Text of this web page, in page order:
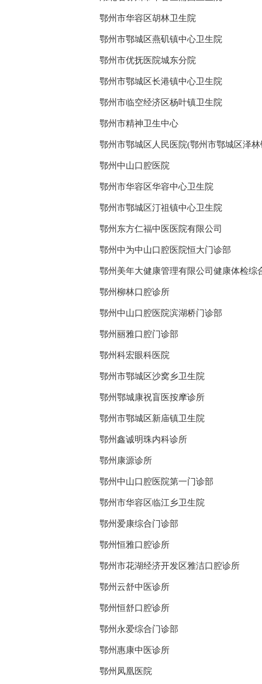
鄂州市华容区胡林卫生院
鄂州市鄂城区燕矶镇中心卫生院
鄂州市优抚医院城东分院
鄂州市鄂城区长港镇中心卫生院
鄂州市临空经济区杨叶镇卫生院
鄂州市精神卫生中心
鄂州市鄂城区人民医院(鄂州市鄂城区泽
鄂州中山口腔医院
鄂州市华容区华容中心卫生院
鄂州市鄂城区汀祖镇中心卫生院
鄂州东方仁福中医医院有限公司
鄂州中为中山口腔医院恒大门诊部
鄂州美年大健康管理有限公司健康体检综
鄂州柳林口腔诊所
鄂州中山口腔医院滨湖桥门诊部
鄂州丽雅口腔门诊部
鄂州科宏眼科医院
鄂州市鄂城区沙窝乡卫生院
鄂州鄂城康祝盲医按摩诊所
鄂州市鄂城区新庙镇卫生院
鄂州鑫诚明珠内科诊所
鄂州康源诊所
鄂州中山口腔医院第一门诊部
鄂州市华容区临江乡卫生院
鄂州爱康综合门诊部
鄂州恒雅口腔诊所
鄂州市花湖经济开发区雅洁口腔诊所
鄂州云舒中医诊所
鄂州恒舒口腔诊所
鄂州永爱综合门诊部
鄂州惠康中医诊所
鄂州凤凰医院